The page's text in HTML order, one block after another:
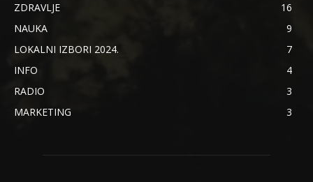
ZDRAVLJE
16
NAUKA
9
LOKALNI IZBORI 2024.
7
INFO
4
RADIO
3
MARKETING
3